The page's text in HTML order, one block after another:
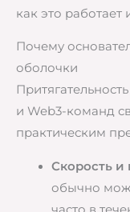
как это работает
Почему
оболочки
и Web3-команд
практическим
Скорость и
обычно